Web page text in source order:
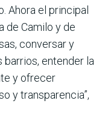
Ahora el principal
de Camilo y de
conversar y
entender la
y ofrecer
y transparencia”,